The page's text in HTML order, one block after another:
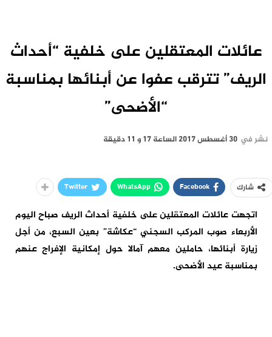
عائلات المعتقلين على خلفية “أحداث
الريف” تترقب عفوا عن أبنائها بمناسبة
“الأضحى”
نشر في 30 أغسطس 2017 الساعة 17 و 11 دقيقة
شارك Facebook
WhatsApp
Twitter
اتجهت عائلات المعتقلين على خلفية أحداث الريف صباح اليوم
الأربعاء صوب المركب السجني “عكاشة” بعين السبع، من أجل
زيارة أبنائها، حاملين معهم آمالا حول إمكانية الإفراج عنهم
بمناسبة عيد الأضحى.